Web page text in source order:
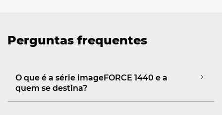
Perguntas frequentes
O que é a série imageFORCE 1440 e a
quem se destina?